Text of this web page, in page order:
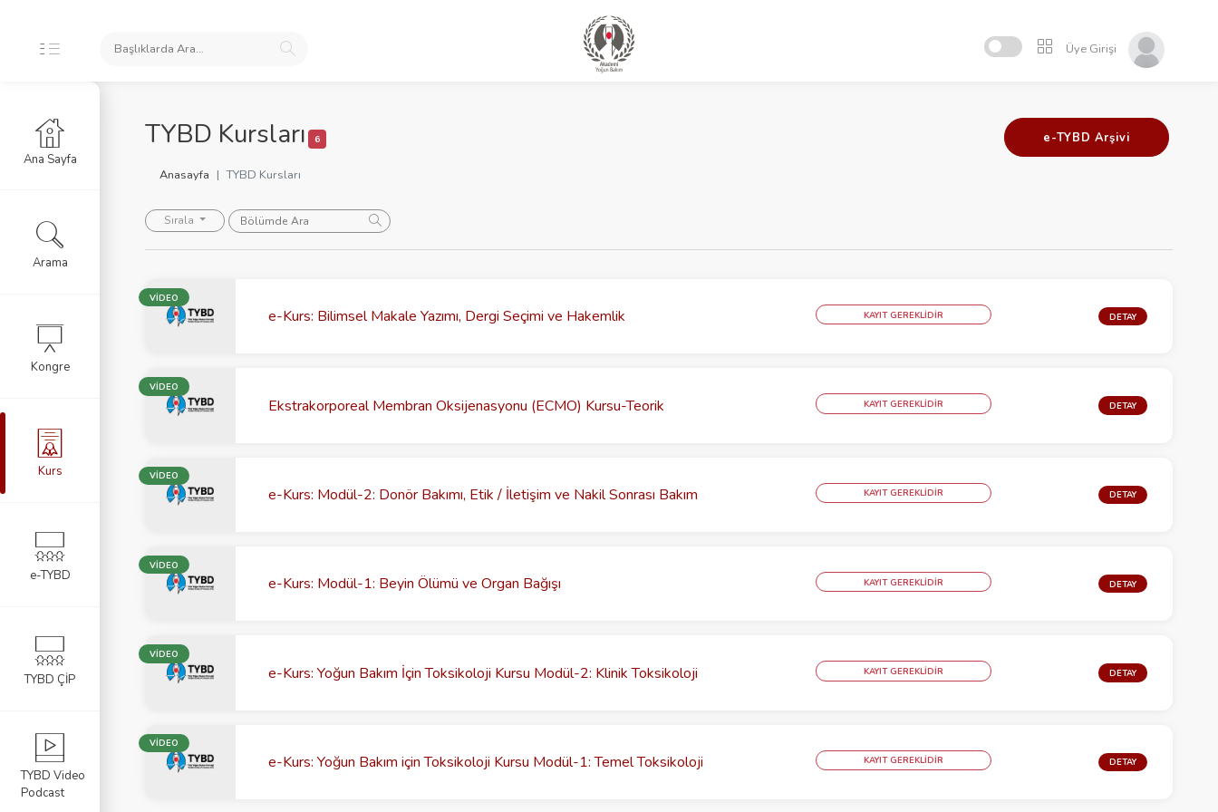
Üye Girişi
TYBD Kursları 6 e-TYBD Arşivi
Anasayfa TYBD Kursları
Sırala
VİDEO
e-Kurs: Bilimsel Makale Yazımı, Dergi Seçimi ve Hakemlik KAYIT GEREKLİDİR DETAY
VİDEO
Ekstrakorporeal Membran Oksijenasyonu (ECMO) Kursu-Teorik KAYIT GEREKLİDİR DETAY
VİDEO
e-Kurs: Modül-2: Donör Bakımı, Etik / İletişim ve Nakil Sonrası Bakım KAYIT GEREKLİDİR DETAY
VİDEO
e-Kurs: Modül-1: Beyin Ölümü ve Organ Bağışı KAYIT GEREKLİDİR DETAY
VİDEO
e-Kurs: Yoğun Bakım İçin Toksikoloji Kursu Modül-2: Klinik Toksikoloji KAYIT GEREKLİDİR DETAY
VİDEO
e-Kurs: Yoğun Bakım için Toksikoloji Kursu Modül-1: Temel Toksikoloji KAYIT GEREKLİDİR DETAY
Ana Sayfa
Arama
Kongre
Kurs
e-TYBD
TYBD ÇİP
TYBD Video
Podcast